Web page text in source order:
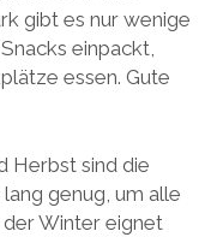
gibt es nur wenige
einpackt,
essen. Gute
Herbst sind die
genug, um alle
Winter eignet